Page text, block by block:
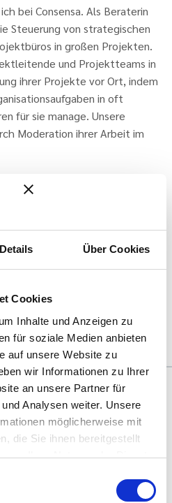
Details Über Cookies
Cookies
Inhalte und Anzeigen zu
für soziale Medien anbieten
auf unsere Website zu
wir Informationen zu Ihrer
an unsere Partner für
Analysen weiter. Unsere
möglicherweise mit
die Sie ihnen bereitgestellt
Ihrer Nutzung der Dienste
Webseite weiterhin nutzen.
bei Consensa. Als Beraterin
Steuerung von strategischen
in großen Projekten.
und Projektteams in
ihrer Projekte vor Ort, indem
in oft
für sie manage. Unsere
Moderation ihrer Arbeit im
leiten und begleiten -
(PiP).
und ehemaligen
und dadurch ihre Projekte auf
auch interessieren